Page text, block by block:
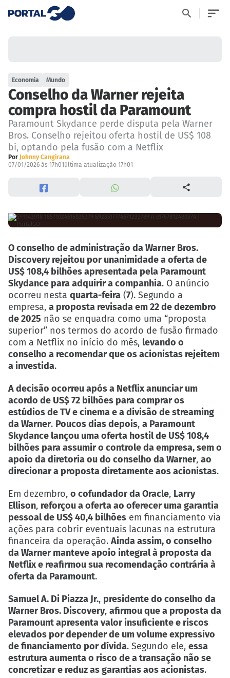
Economia Mundo
Conselho da Warner rejeita
compra hostil da Paramount
Paramount Skydance perde disputa pela Warner
Bros. Conselho rejeitou oferta hostil de US$ 108
bi, optando pela fusão com a Netflix
Por Johnny Cangirana
07/01/2026 às 17h01 última atualização 17h01
O conselho de administração da Warner Bros.
Discovery rejeitou por unanimidade a oferta de
US$ 108,4 bilhões apresentada pela Paramount
Skydance para adquirir a companhia. O anúncio
ocorreu nesta quarta-feira (7). Segundo a
empresa, a proposta revisada em 22 de dezembro
de 2025 não se enquadra como uma “proposta
superior” nos termos do acordo de fusão firmado
com a Netflix no início do mês, levando o
conselho a recomendar que os acionistas rejeitem
a investida.
A decisão ocorreu após a Netflix anunciar um
acordo de US$ 72 bilhões para comprar os
estúdios de TV e cinema e a divisão de streaming
da Warner. Poucos dias depois, a Paramount
Skydance lançou uma oferta hostil de US$ 108,4
bilhões para assumir o controle da empresa, sem o
apoio da diretoria ou do conselho da Warner, ao
direcionar a proposta diretamente aos acionistas.
Em dezembro, o cofundador da Oracle, Larry
Ellison, reforçou a oferta ao oferecer uma garantia
pessoal de US$ 40,4 bilhões em financiamento via
ações para cobrir eventuais lacunas na estrutura
financeira da operação. Ainda assim, o conselho
da Warner manteve apoio integral à proposta da
Netflix e reafirmou sua recomendação contrária à
oferta da Paramount.
Samuel A. Di Piazza Jr., presidente do conselho da
Warner Bros. Discovery, afirmou que a proposta da
Paramount apresenta valor insuficiente e riscos
elevados por depender de um volume expressivo
de financiamento por dívida. Segundo ele, essa
estrutura aumenta o risco de a transação não se
concretizar e reduz as garantias aos acionistas.